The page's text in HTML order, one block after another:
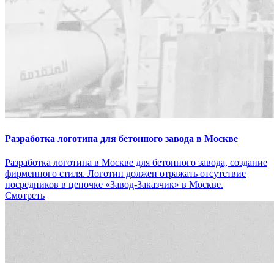
Разработка логотипа для бетонного завода в Москве
Разработка логотипа в Москве для бетонного завода, создание
фирменного стиля. Логотип должен отражать отсутствие
посредников в цепочке «Завод-Заказчик» в Москве.
Смотреть